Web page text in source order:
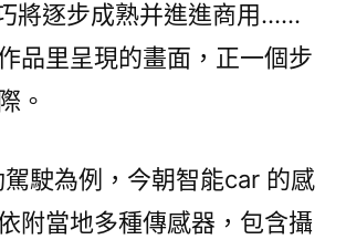
將逐步成熟并進進商用……
品里呈現的畫面，正一個步
。
駕駛為例，今朝智能car 的感
附當地多種傳感器，包含攝